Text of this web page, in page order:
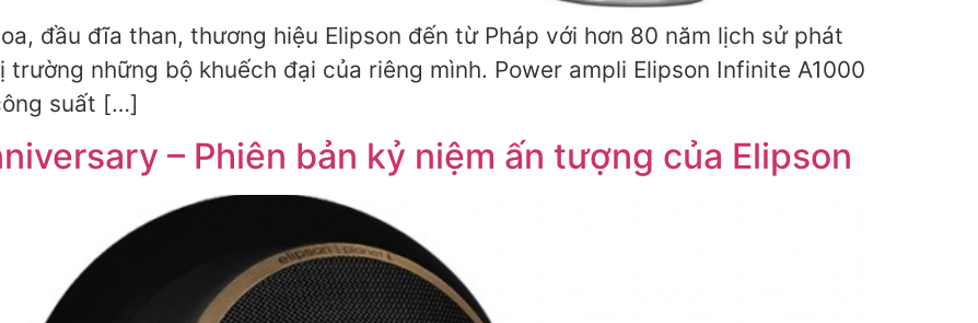
đầu đĩa than, thương hiệu Elipson đến từ Pháp với hơn 80 năm lịch sử phát
những bộ khuếch đại của riêng mình. Power ampli Elipson Infinite A1000
suất […]
– Phiên bản kỷ niệm ấn tượng của Elipson